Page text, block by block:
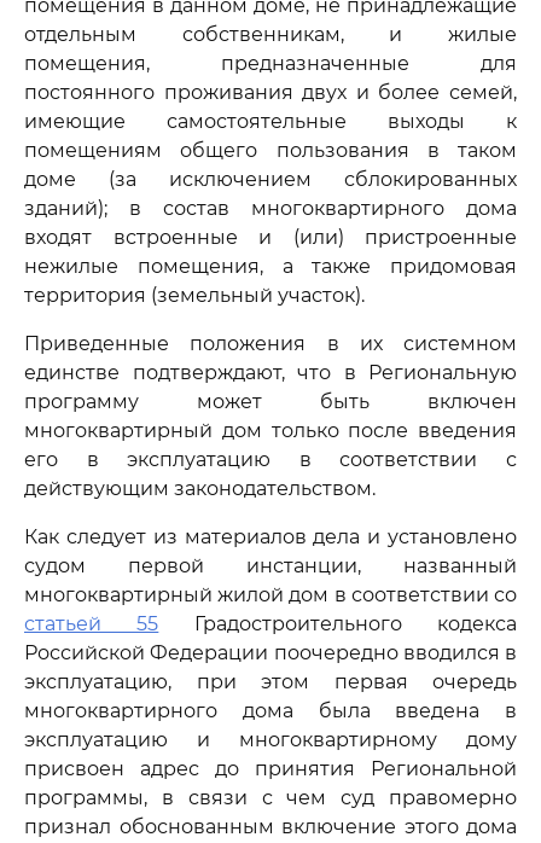
помещения в данном доме, не принадлежащие
отдельным собственникам, и жилые
помещения, предназначенные для
постоянного проживания двух и более семей,
имеющие самостоятельные выходы к
помещениям общего пользования в таком
доме (за исключением сблокированных
зданий); в состав многоквартирного дома
входят встроенные и (или) пристроенные
нежилые помещения, а также придомовая
территория (земельный участок).
Приведенные положения в их системном
единстве подтверждают, что в Региональную
программу может быть включен
многоквартирный дом только после введения
его в эксплуатацию в соответствии с
действующим законодательством.
Как следует из материалов дела и установлено
судом первой инстанции, названный
многоквартирный жилой дом в соответствии со
статьей 55 Градостроительного кодекса
Российской Федерации поочередно вводился в
эксплуатацию, при этом первая очередь
многоквартирного дома была введена в
эксплуатацию и многоквартирному дому
присвоен адрес до принятия Региональной
программы, в связи с чем суд правомерно
признал обоснованным включение этого дома